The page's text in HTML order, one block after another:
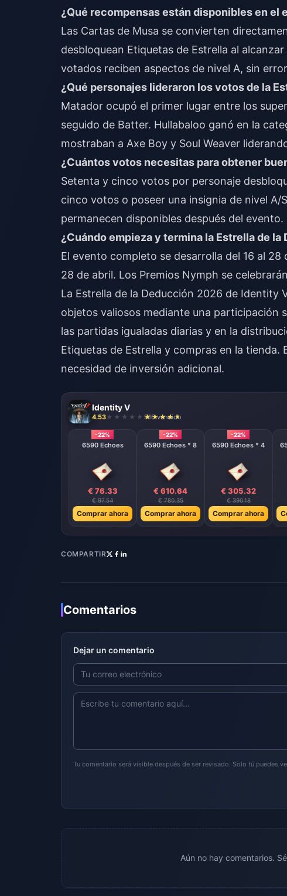
¿Qué recompensas están disponibles en el
Las Cartas de Musa se convierten
desbloquean Etiquetas de Estrella al
votados reciben aspectos de nivel A, sin
¿Qué personajes lideraron los votos de la
Matador ocupó el primer lugar entre los
seguido de Batter. Hullabaloo ganó en la
mostraban a Axe Boy y Soul Weaver
¿Cuántos votos necesitas para obtener
Setenta y cinco votos por personaje
cinco votos o poseer una insignia de nivel
permanecen disponibles después del evento.
¿Cuándo empieza y termina la Estrella de
El evento completo se desarrolla del 16 al
28 de abril. Los Premios Nymph se
La Estrella de la Deducción 2026 de Identity
objetos valiosos mediante una participación
las partidas igualadas diarias y en la
Etiquetas de Estrella y compras en la
necesidad de inversión adicional.
Identity V
4.53 916 vendido
-22%
6590 Echoes
€ 76.33
€ 97.54
Comprar ahora
-22%
6590 Echoes * 8
€ 610.64
€ 780.35
Comprar ahora
-22%
6590 Echoes * 4
€ 305.32
€ 390.18
Comprar ahora
COMPARTIR
Comentarios
Dejar un comentario
Tu comentario será visible después de ser revisado. Solo tú puedes
Aún no hay comentarios.